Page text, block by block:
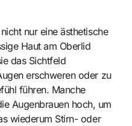
nur eine ästhetische
Haut am Oberlid
das Sichtfeld
erschweren oder zu
führen. Manche
Augenbrauen hoch, um
wiederum Stirn- oder